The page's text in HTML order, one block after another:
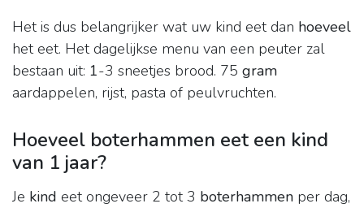
Het is dus belangrijker wat uw kind eet dan hoeveel
het eet. Het dagelijkse menu van een peuter zal
bestaan uit: 1-3 sneetjes brood. 75 gram
aardappelen, rijst, pasta of peulvruchten.
Hoeveel boterhammen eet een kind
van 1 jaar?
Je kind eet ongeveer 2 tot 3 boterhammen per dag,